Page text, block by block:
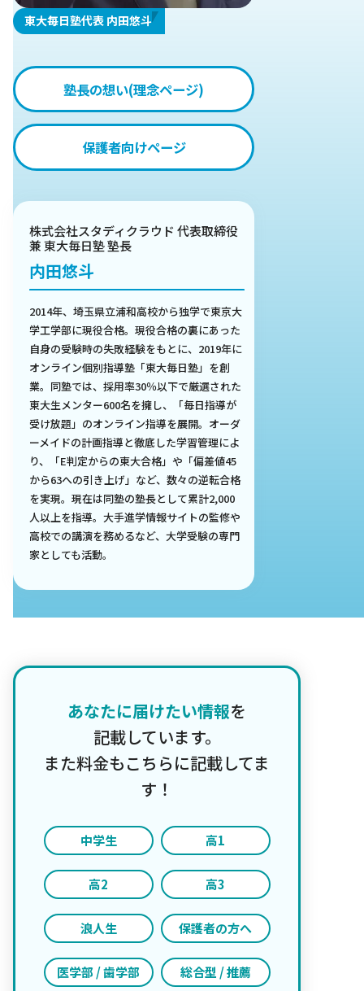
東大毎日塾代表 内田悠斗
塾長の想い(理念ページ)
保護者向けページ
株式会社スタディクラウド 代表取締役
兼 東大毎日塾 塾長
内田悠斗
2014年、埼玉県立浦和高校から独学で東京大
学工学部に現役合格。現役合格の裏にあった
自身の受験時の失敗経験をもとに、2019年に
オンライン個別指導塾「東大毎日塾」を創
業。同塾では、採用率30％以下で厳選された
東大生メンター600名を擁し、「毎日指導が
受け放題」のオンライン指導を展開。オーダ
ーメイドの計画指導と徹底した学習管理によ
り、「E判定からの東大合格」や「偏差値45
から63への引き上げ」など、数々の逆転合格
を実現。現在は同塾の塾長として累計2,000
人以上を指導。大手進学情報サイトの監修や
高校での講演を務めるなど、大学受験の専門
家としても活動。
あなたに届けたい情報を
記載しています。
また料金もこちらに記載してま
す！
中学生 高1
高2 高3
浪人生 保護者の方へ
医学部 / 歯学部 総合型 / 推薦